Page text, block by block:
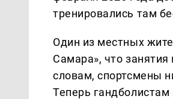
тренировались там
Один из местных
Самара», что занятия
словам, спортсмены
Теперь